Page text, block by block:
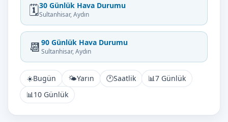
🗓️30 Günlük Hava Durumu
Sultanhisar, Aydın
📆 90 Günlük Hava Durumu
Sultanhisar, Aydın
☀️Bugün 🌤️Yarın 🕐Saatlik 📊7 Günlük
📊10 Günlük